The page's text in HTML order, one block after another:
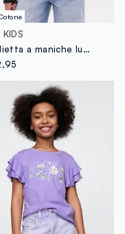
Maglietta a maniche lunghe con stampa floreale